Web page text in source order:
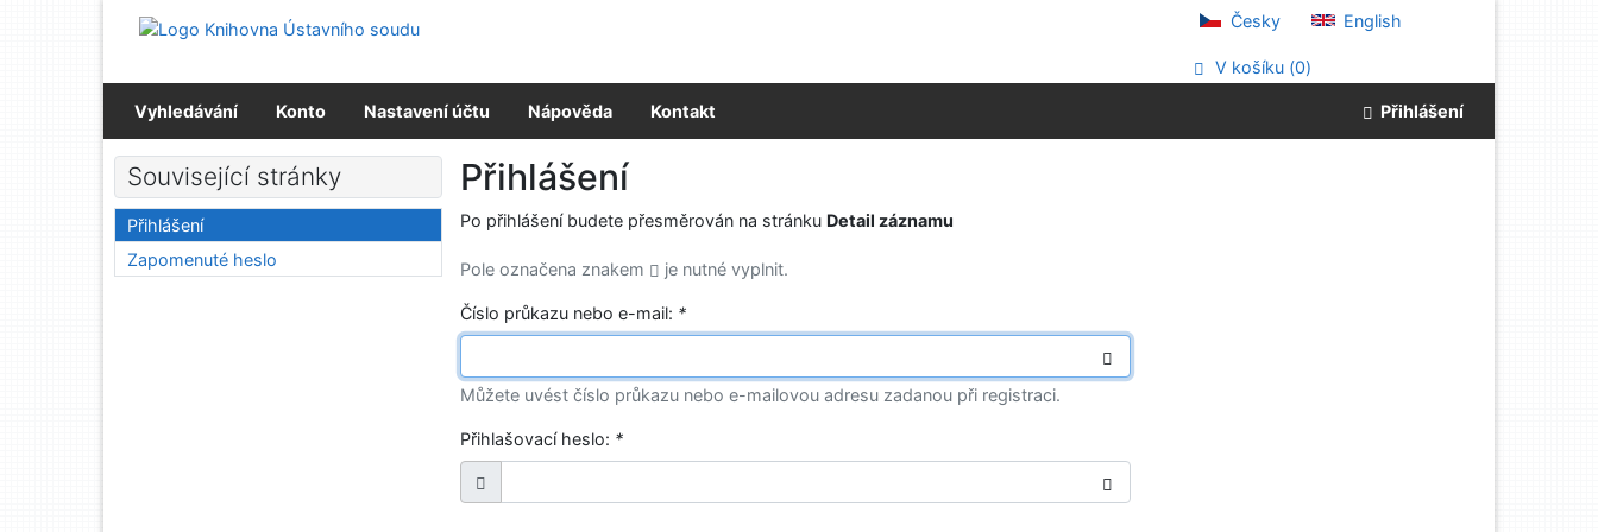
Přejít na menu
Česky English
V košíku (0)
Vyhledávání Konto Nastavení účtu Nápověda Kontakt Přihlášení
Přihlášení
Po přihlášení budete přesměrován na stránku Detail záznamu
Pole označena znakem je nutné vyplnit.
Číslo průkazu nebo e-mail: *
Můžete uvést číslo průkazu nebo e-mailovou adresu zadanou při registraci.
Přihlašovací heslo: *
Související stránky
Přihlášení
Zapomenuté heslo